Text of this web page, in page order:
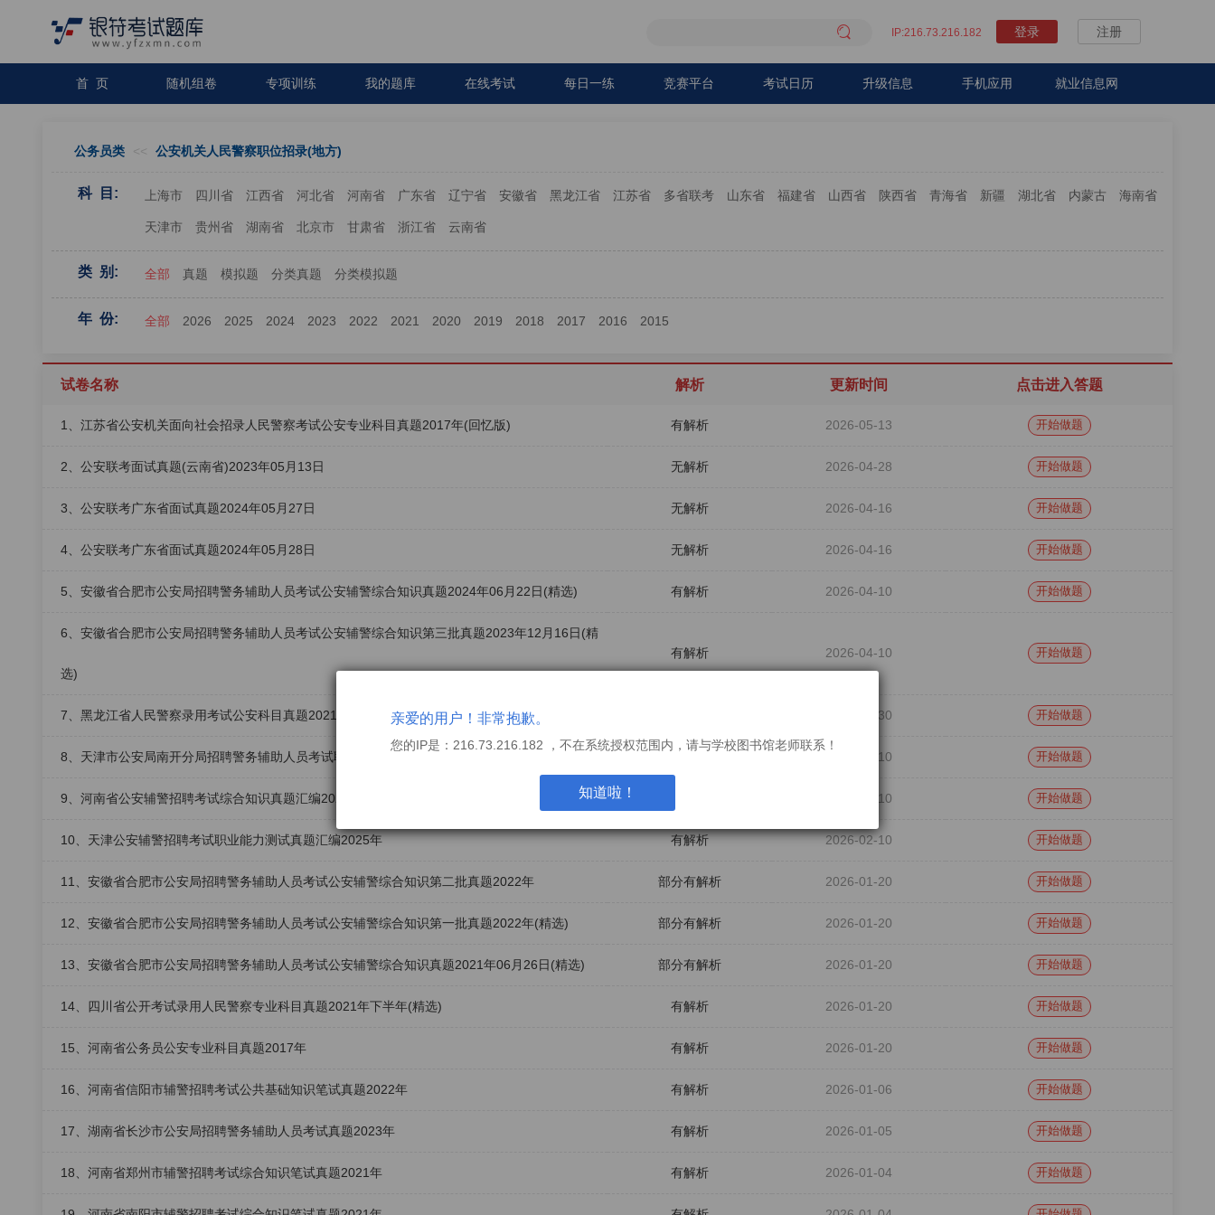
IP:216.73.216.182 登录 注册

首 页 随机组卷 专项训练 我的题库 在线考试 每日一练 竞赛平台 考试日历 升级信息 手机应用 就业信息网
亲爱的用户！非常抱歉。
您的IP是：216.73.216.182 ，不在系统授权范围内，请与学校图书馆老师联系！
知道啦！
公务员类 << 公安机关人民警察职位招录(地方)
科 目: 上海市 四川省 江西省 河北省 河南省 广东省 辽宁省 安徽省 黑龙江省 江苏省 多省联考 山东省 福建省 山西省 陕西省 青海省 新疆 湖北省 内蒙古 海南省
天津市 贵州省 湖南省 北京市 甘肃省 浙江省 云南省
类 别: 全部 真题 模拟题 分类真题 分类模拟题
年 份: 全部 2026 2025 2024 2023 2022 2021 2020 2019 2018 2017 2016 2015
试卷名称 解析 更新时间 点击进入答题
1、江苏省公安机关面向社会招录人民警察考试公安专业科目真题2017年(回忆版) 有解析 2026-05-13 开始做题
2、公安联考面试真题(云南省)2023年05月13日 无解析 2026-04-28 开始做题
3、公安联考广东省面试真题2024年05月27日 无解析 2026-04-16 开始做题
4、公安联考广东省面试真题2024年05月28日 无解析 2026-04-16 开始做题
5、安徽省合肥市公安局招聘警务辅助人员考试公安辅警综合知识真题2024年06月22日(精选) 有解析 2026-04-10 开始做题
6、安徽省合肥市公安局招聘警务辅助人员考试公安辅警综合知识第三批真题2023年12月16日(精
选)
有解析 2026-04-10 开始做题
7、黑龙江省人民警察录用考试公安科目真题2021年12月29日 2026-03-30 开始做题
8、天津市公安局南开分局招聘警务辅助人员考试职业能力测试真题2024年 2026-02-10 开始做题
9、河南省公安辅警招聘考试综合知识真题汇编2024年 2026-02-10 开始做题
10、天津公安辅警招聘考试职业能力测试真题汇编2025年 有解析 2026-02-10 开始做题
11、安徽省合肥市公安局招聘警务辅助人员考试公安辅警综合知识第二批真题2022年 部分有解析 2026-01-20 开始做题
12、安徽省合肥市公安局招聘警务辅助人员考试公安辅警综合知识第一批真题2022年(精选) 部分有解析 2026-01-20 开始做题
13、安徽省合肥市公安局招聘警务辅助人员考试公安辅警综合知识真题2021年06月26日(精选) 部分有解析 2026-01-20 开始做题
14、四川省公开考试录用人民警察专业科目真题2021年下半年(精选) 有解析 2026-01-20 开始做题
15、河南省公务员公安专业科目真题2017年 有解析 2026-01-20 开始做题
16、河南省信阳市辅警招聘考试公共基础知识笔试真题2022年 有解析 2026-01-06 开始做题
17、湖南省长沙市公安局招聘警务辅助人员考试真题2023年 有解析 2026-01-05 开始做题
18、河南省郑州市辅警招聘考试综合知识笔试真题2021年 有解析 2026-01-04 开始做题